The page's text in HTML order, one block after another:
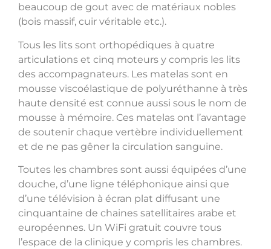
beaucoup de gout avec de matériaux nobles
(bois massif, cuir véritable etc.).
Tous les lits sont orthopédiques à quatre
articulations et cinq moteurs y compris les lits
des accompagnateurs. Les matelas sont en
mousse viscoélastique de polyuréthanne à très
haute densité est connue aussi sous le nom de
mousse à mémoire. Ces matelas ont l’avantage
de soutenir chaque vertèbre individuellement
et de ne pas gêner la circulation sanguine.
Toutes les chambres sont aussi équipées d’une
douche, d’une ligne téléphonique ainsi que
d’une télévision à écran plat diffusant une
cinquantaine de chaines satellitaires arabe et
européennes. Un WiFi gratuit couvre tous
l’espace de la clinique y compris les chambres.